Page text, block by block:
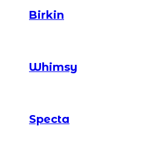
Birkin
Whimsy
Specta